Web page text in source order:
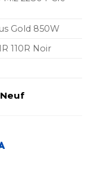
Gold 850W
110R Noir